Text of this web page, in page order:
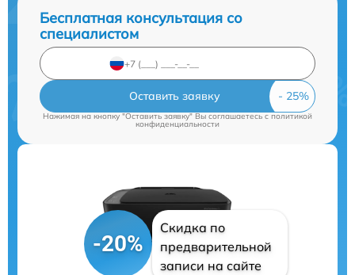
Бесплатная консультация со
специалистом
Оставить заявку
Нажимая на кнопку "Оставить заявку" Вы соглашаетесь cполитикой
конфиденциальности
-20%
Скидка по
предварительной
записи на сайте